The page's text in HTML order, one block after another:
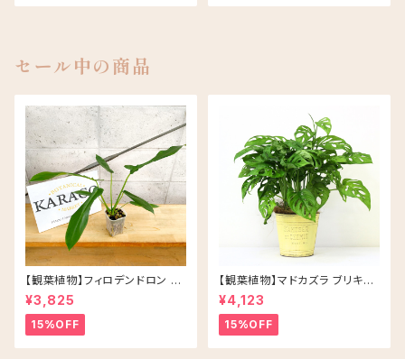
ブラック
セール中の商品
【観葉植物】フィロデンドロン ジ
ョーピー ネガミエル 3号 ネコチ
ップ 浅岡園芸 アロイド
¥3,825
15%OFF
【観葉植物】マドカズラ ブリキ缶
5号 鉢カラー/イエロー
¥4,123
15%OFF